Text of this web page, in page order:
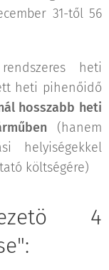
31-től 56
heti
heti pihenőidő
hosszabb heti
(hanem
helyiségekkel
költségére)
4